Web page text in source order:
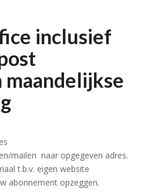
inclusief
mailen naar opgegeven adres.
t.b.v. eigen website
abonnement opzeggen.